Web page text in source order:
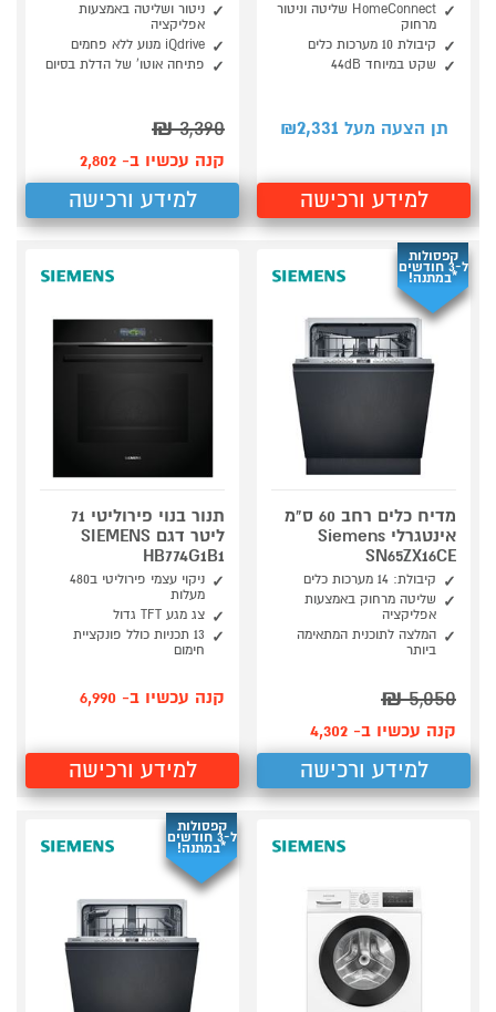
HomeConnect שליטה וניטור
מרחוק
קיבולת 10 מערכות כלים
שקט במיוחד 44dB
תן הצעה מעל ₪ 2,331
למידע ורכישה
ניטור ושליטה באמצעות
אפליקציה
iQdrive מנוע ללא פחמים
פתיחה אוטו' של הדלת בסיום
3,390
₪
קנה עכשיו ב- 2,802
למידע ורכישה
קפסולות
ל-3 חודשים
*במתנה!
מדיח כלים רחב 60 ס"מ
אינטגרלי Siemens
SN65ZX16CE
קיבולת: 14 מערכות כלים
שליטה מרחוק באמצעות
אפליקציה
המלצה לתוכנית המתאימה
ביותר
5,050
₪
קנה עכשיו ב- 4,302
למידע ורכישה
תנור בנוי פירוליטי 71
ליטר דגם SIEMENS
HB774G1B1
ניקוי עצמי פירוליטי ב480
מעלות
צג מגע TFT גדול
13 תכניות כולל פונקציית
חימום
קנה עכשיו ב- 6,990
למידע ורכישה
קפסולות
ל-3 חודשים
*במתנה!